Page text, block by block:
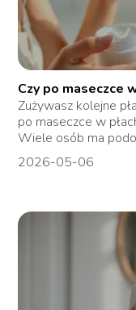
Czy po maseczce
Zużywasz kolejne
po maseczce w
Wiele osób ma
2026-05-06